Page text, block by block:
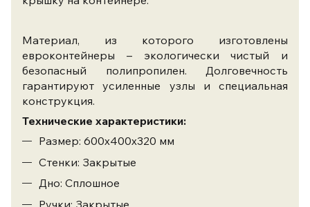
Материал, из которого изготовлены
евроконтейнеры – экологически чистый и
безопасный полипропилен. Долговечность
гарантируют усиленные узлы и специальная
конструкция.
Технические характеристики:
Размер: 600х400х320 мм
Стенки: Закрытые
Дно: Сплошное
Ручки: Закрытые